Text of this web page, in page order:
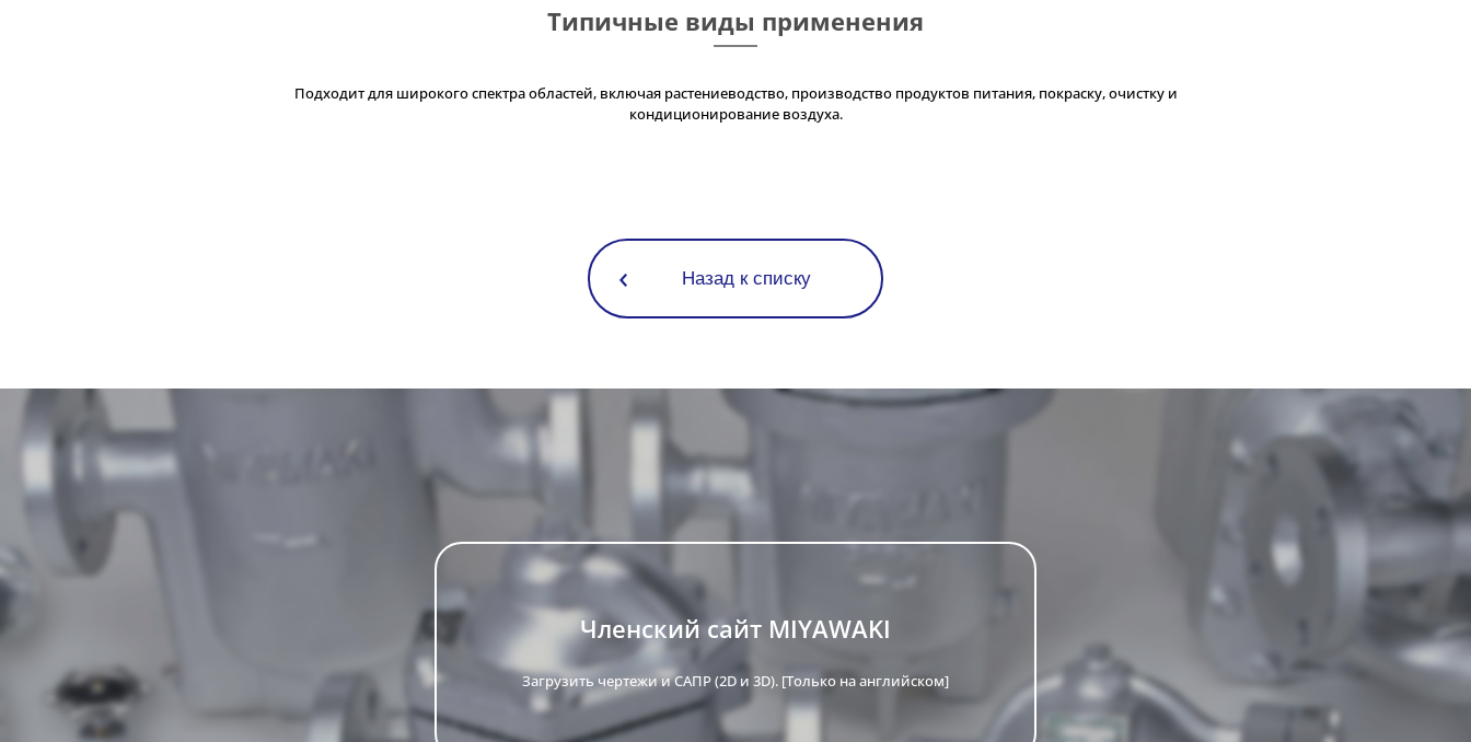
Типичные виды применения
Подходит для широкого спектра областей, включая растениеводство, производство продуктов питания, покраску, очистку и
кондиционирование воздуха.
Назад к списку
Членский сайт MIYAWAKI
Загрузить чертежи и САПР (2D и 3D). [Только на английском]